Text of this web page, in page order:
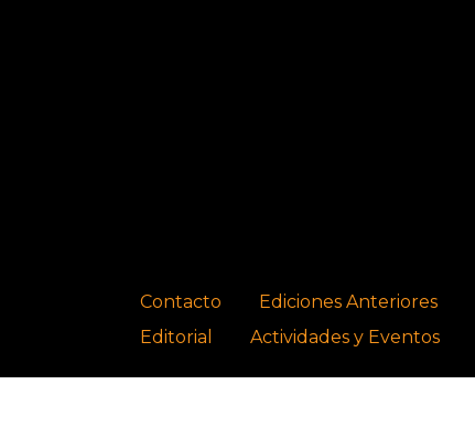
Contacto Ediciones Anteriores
Editorial
Actividades y Eventos